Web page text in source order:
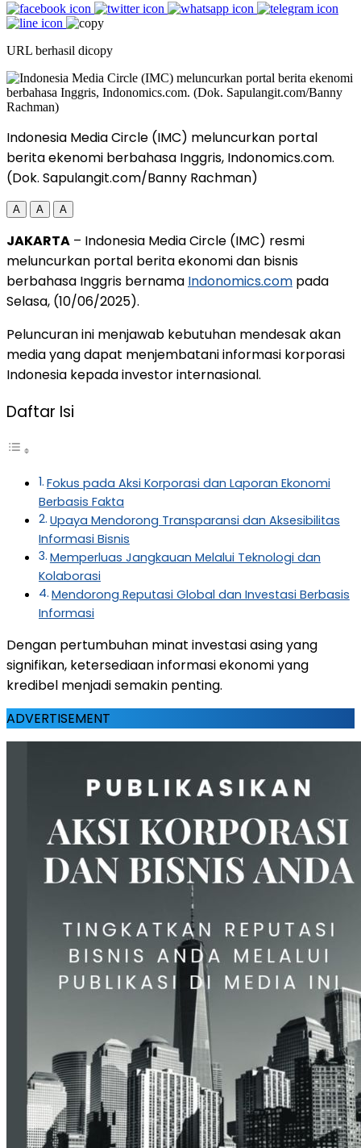
URL berhasil dicopy
Indonesia Media Circle (IMC) meluncurkan portal
berita ekenomi berbahasa Inggris, Indonomics.com.
(Dok. Sapulangit.com/Banny Rachman)
A A A
JAKARTA – Indonesia Media Circle (IMC) resmi
meluncurkan portal berita ekonomi dan bisnis
berbahasa Inggris bernama Indonomics.com pada
Selasa, (10/06/2025).
Peluncuran ini menjawab kebutuhan mendesak akan
media yang dapat menjembatani informasi korporasi
Indonesia kepada investor internasional.
Daftar Isi
Fokus pada Aksi Korporasi dan Laporan Ekonomi
Berbasis Fakta
Upaya Mendorong Transparansi dan Aksesibilitas
Informasi Bisnis
Memperluas Jangkauan Melalui Teknologi dan
Kolaborasi
Mendorong Reputasi Global dan Investasi Berbasis
Informasi
Dengan pertumbuhan minat investasi asing yang
signifikan, ketersediaan informasi ekonomi yang
kredibel menjadi semakin penting.
ADVERTISEMENT